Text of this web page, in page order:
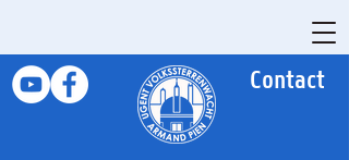
Contact